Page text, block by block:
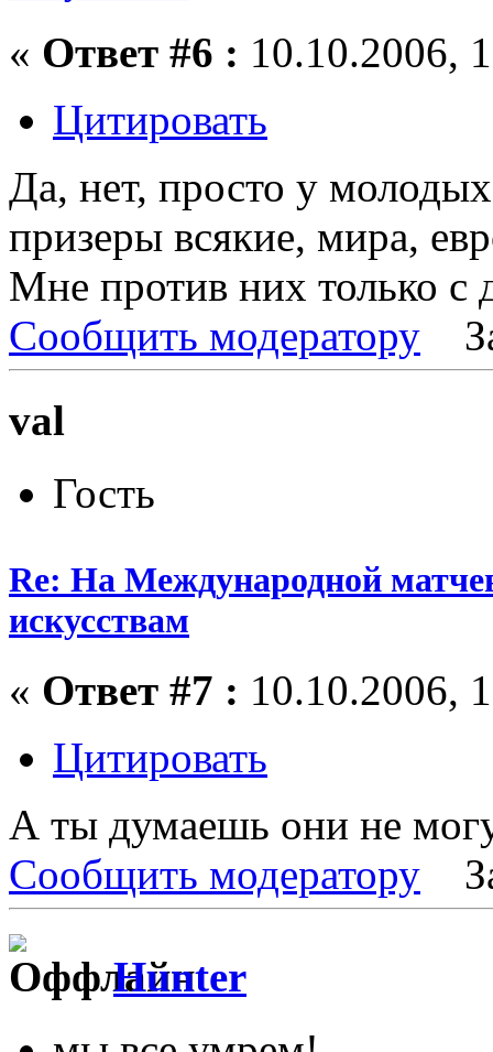
« Ответ #6 : 10.10.2006,
Цитировать
Да, нет, просто у
призеры всякие, мира,
Мне против них только с
Сообщить модератору
val
Гость
Re: На Международной
искусствам
« Ответ #7 : 10.10.2006,
Цитировать
А ты думаешь они не
Сообщить модератору
Hunter